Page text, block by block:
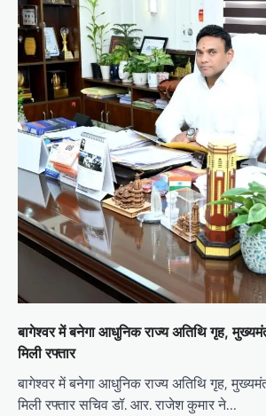
बागेश्वर में बनेगा आधुनिक राज्य अतिथि गृह,
मिली रफ्तार
बागेश्वर में बनेगा आधुनिक राज्य अतिथि गृह,
मिली रफ्तार सचिव डॉ. आर. राजेश कुमार ने…